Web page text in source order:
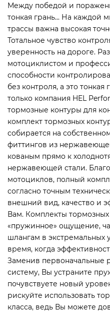
Между победой и
тонкая грань... На каждой
трассы важна высокая
Тотальное чувство
уверенность на дороге.
мотоциклистом и
способности
без контроля, а это
только компания HEL
тормозные контуры для
комплект тормозных
собирается на
фиттингов из
кованым прямо к
нержавеющей стали.
мотоциклов, полный
согласно точным
внешний вид, качество и
Вам. Комплекты тормозных
«пружинное» ощущение,
шлангам в экстремальных
время, когда
Заменив первоначальные
систему, Вы устраните
почувствуете новый
рискуйте использовать
класса, ведь Вы можете